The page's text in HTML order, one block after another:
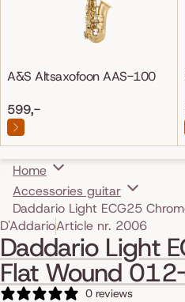
A&S Altsaxofoon AAS-100
599,-
Home
Accessories guitar
Daddario Light ECG25
Skip to product information
D'AddarioArticle nr. 2006
Daddario Light
Flat Wound
0 reviews